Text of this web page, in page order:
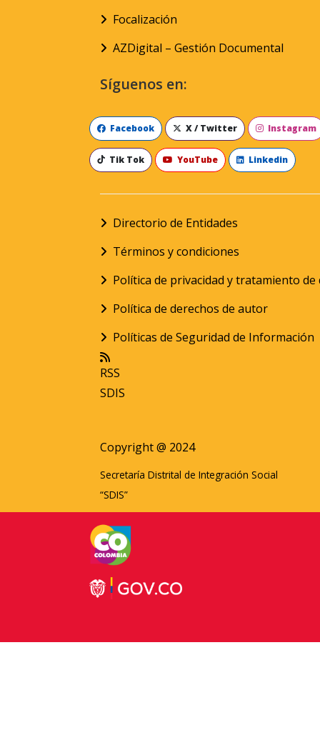
Focalización
AZDigital – Gestión Documental
Síguenos en:
Facebook X / Twitter Instagram
Tik Tok YouTube Linkedin
Directorio de Entidades
Términos y condiciones
Política de privacidad y tratamiento
Política de derechos de autor
Políticas de Seguridad de Información
RSS
SDIS
Copyright @ 2024
Secretaría Distrital de Integración Social
“SDIS”